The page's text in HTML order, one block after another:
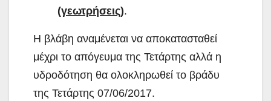
(γεωτρήσεις).
Η βλάβη αναμένεται να αποκατασταθεί
μέχρι το απόγευμα της Τετάρτης αλλά η
υδροδότηση θα ολοκληρωθεί το βράδυ
της Τετάρτης 07/06/2017.